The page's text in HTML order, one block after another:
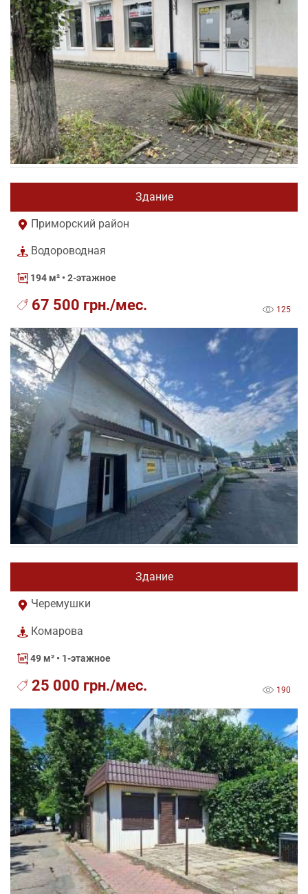
Здание
Приморский район
Водороводная
194 м² • 2-этажное
67 500 грн./мес. 125
Здание
Черемушки
Комарова
49 м² • 1-этажное
25 000 грн./мес. 190